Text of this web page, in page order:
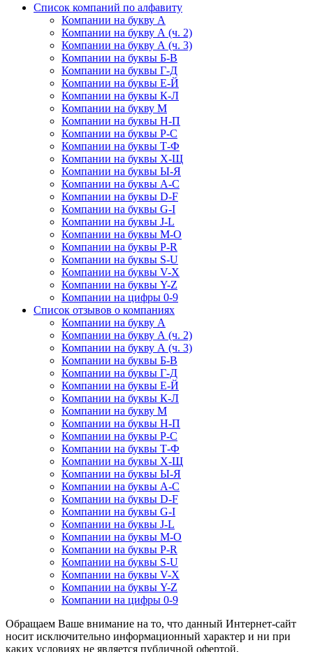
Список компаний по алфавиту
Компании на букву А
Компании на букву А (ч. 2)
Компании на букву А (ч. 3)
Компании на буквы Б-В
Компании на буквы Г-Д
Компании на буквы Е-Й
Компании на буквы К-Л
Компании на букву М
Компании на буквы Н-П
Компании на буквы Р-С
Компании на буквы Т-Ф
Компании на буквы Х-Щ
Компании на буквы Ы-Я
Компании на буквы A-C
Компании на буквы D-F
Компании на буквы G-I
Компании на буквы J-L
Компании на буквы M-O
Компании на буквы P-R
Компании на буквы S-U
Компании на буквы V-X
Компании на буквы Y-Z
Компании на цифры 0-9
Список отзывов о компаниях
Компании на букву А
Компании на букву А (ч. 2)
Компании на букву А (ч. 3)
Компании на буквы Б-В
Компании на буквы Г-Д
Компании на буквы Е-Й
Компании на буквы К-Л
Компании на букву М
Компании на буквы Н-П
Компании на буквы Р-С
Компании на буквы Т-Ф
Компании на буквы Х-Щ
Компании на буквы Ы-Я
Компании на буквы A-C
Компании на буквы D-F
Компании на буквы G-I
Компании на буквы J-L
Компании на буквы M-O
Компании на буквы P-R
Компании на буквы S-U
Компании на буквы V-X
Компании на буквы Y-Z
Компании на цифры 0-9
Обращаем Ваше внимание на то, что данный Интернет-сайт
носит исключительно информационный характер и ни при
каких условиях не является публичной офертой,